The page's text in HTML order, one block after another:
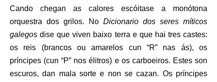
Cando chegan as calores escóitase a monótona
orquestra dos grilos. No Dicionario dos seres míticos
galegos dise que viven baixo terra e que hai tres castes:
os reis (brancos ou amarelos cun “R” nas ás), os
príncipes (cun “P” nos élitros) e os carboeiros. Estes son
escuros, dan mala sorte e non se cazan. Os príncipes